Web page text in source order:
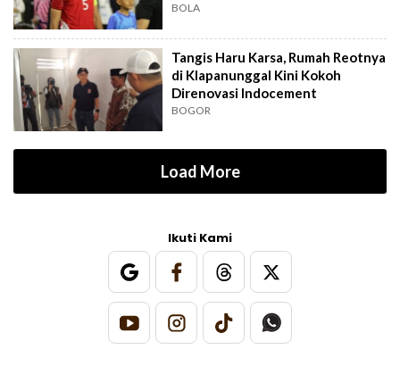
BOLA
Tangis Haru Karsa, Rumah Reotnya
di Klapanunggal Kini Kokoh
Direnovasi Indocement
BOGOR
Load More
Ikuti Kami